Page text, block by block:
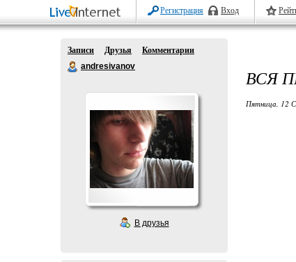
Регистрация Вход
Записи Друзья
Комментарии
andresivanov
В друзья
ВСЯ
Пятница, 12